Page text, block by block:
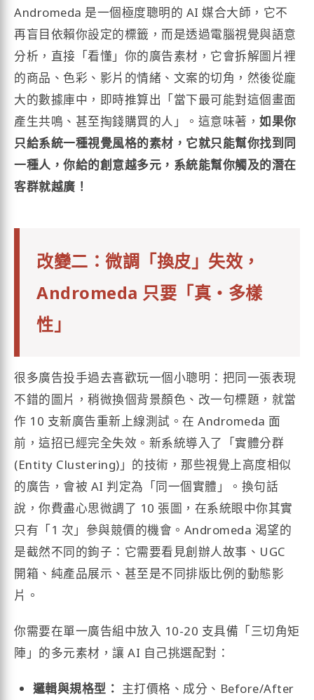
Andromeda 是一個極度聰明的 AI 媒合大師，它不
再盲目依賴你設定的標籤，而是透過電腦視覺與語意
分析，直接「看懂」你的廣告素材，它會拆解圖片裡
的商品、色彩、影片的情緒、文案的切角，然後從龐
大的數據庫中，即時推算出「當下最可能對這個畫面
產生共鳴、甚至掏錢購買的人」。這意味著，如果你
只給系統一種視覺風格的素材，它就只能幫你找到同
一種人，你給的創意越多元，系統能幫你觸及的潛在
客群就越廣！
改變二：微調「換皮」失效，
Andromeda 只要「真・多樣
性」
很多廣告投手過去喜歡玩一個小聰明：把同一張表現
不錯的圖片，稍微換個背景顏色、改一句標題，就當
作 10 支新廣告重新上線測試。在 Andromeda 面
前，這招已經完全失效。新系統導入了「實體分群
(Entity Clustering)」的技術，那些視覺上高度相似
的廣告，會被 AI 判定為「同一個實體」。換句話
說，你費盡心思微調了 10 張圖，在系統眼中你其實
只有「1 次」參與競價的機會。Andromeda 渴望的
是截然不同的鉤子：它需要看見創辦人故事、UGC
開箱、純產品展示、甚至是不同排版比例的動態影
片。
你需要在單一廣告組中放入 10-20 支具備「三切角矩
陣」的多元素材，讓 AI 自己挑選配對：
邏輯與規格型： 主打價格、成分、Before/After